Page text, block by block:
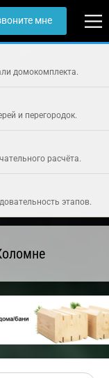
мне
домокомплекта.
и перегородок.
расчёта.
этапов.